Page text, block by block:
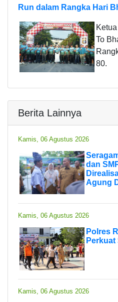
Run dalam Rangka Hari
To
80.
Berita Lainnya
Kamis, 06 Agustus 2026
dan
Agung
Kamis, 06 Agustus 2026
Polres
Kamis, 06 Agustus 2026